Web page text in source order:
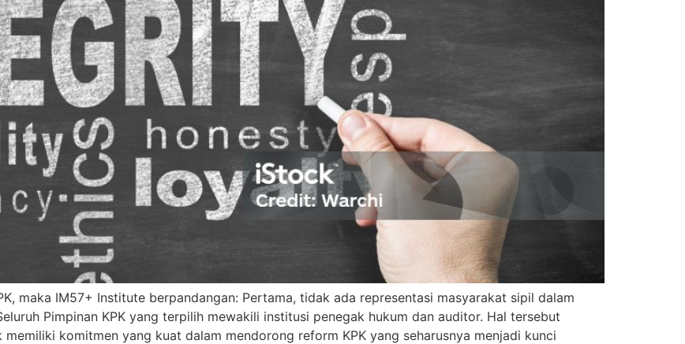
maka IM57+ Institute berpandangan: Pertama, tidak ada representasi masyarakat sipil dalam
Pimpinan KPK yang terpilih mewakili institusi penegak hukum dan auditor. Hal tersebut
komitmen yang kuat dalam mendorong reform KPK yang seharusnya menjadi kunci